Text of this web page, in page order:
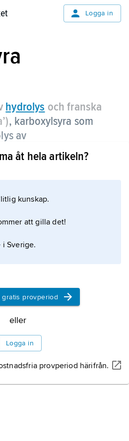
Logga in
hydrolys och franska
, karboxylsyra som
av
om artikeln
åt hela artikeln?
kunskap.
att gilla det!
i Sverige.
gratis provperiod
eller
Logga in
provperiod härifrån.